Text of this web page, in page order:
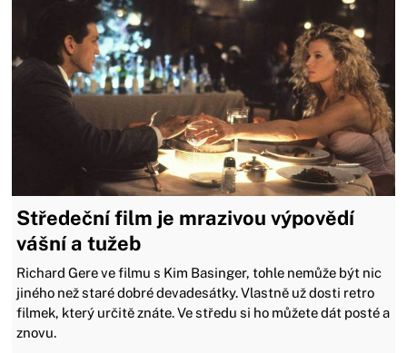
Středeční film je mrazivou výpovědí
vášní a tužeb
Richard Gere ve filmu s Kim Basinger, tohle nemůže být nic
jiného než staré dobré devadesátky. Vlastně už dosti retro
filmek, který určitě znáte. Ve středu si ho můžete dát posté a
znovu.